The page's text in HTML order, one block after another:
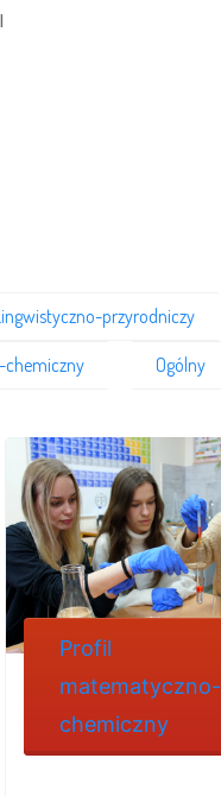
przyrodniczy
chemiczny Ogólny
Profil
matematyczno-
chemiczny